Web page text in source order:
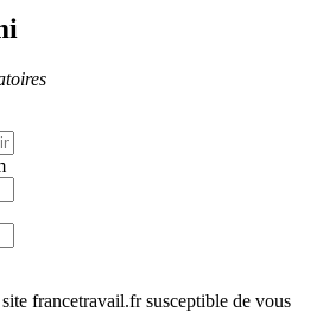
francetravail.fr susceptible de vous